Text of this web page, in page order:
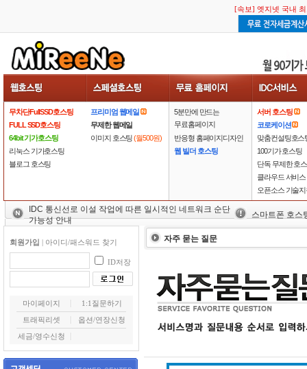
[속보] 엣지넷 국내
무차단FullSSD호스팅
FULL SSD호스팅
64bit 기가호스팅
리눅스 기가호스팅
블로그 호스팅
프리미엄 웹메일
무제한 웹메일
이미지 호스팅(월500원)
5분만에 만드는
무료홈페이지
반응형 홈페이지디자인
웹 빌더 호스팅
서버 호스팅
코로케이션
맞춤컨설팅호스
100기가 호스팅
단독 무제한 호
클라우드 서비스
오픈소스 기술
IDC 통신선로 이설 작업에 따른 일시적인 네트워크 순단
가능성 안내
스마트폰 호스
회원가입 | 아이디/패스워드 찾기
ID저장
마이페이지
1:1질문하기
트래픽리셋
옵션/연장신청
세금/영수신청
자주 묻는 질문